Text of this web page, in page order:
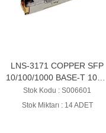
LNS-3171 COPPER SFP
10/100/1000 BASE-T 100M
HP MODÜL
Stok Kodu : S006601
Stok Miktarı : 14 ADET